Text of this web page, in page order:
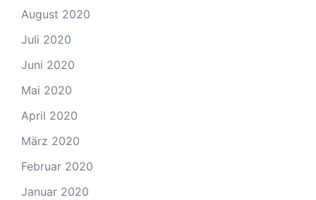
August 2020
Juli 2020
Juni 2020
Mai 2020
April 2020
März 2020
Februar 2020
Januar 2020